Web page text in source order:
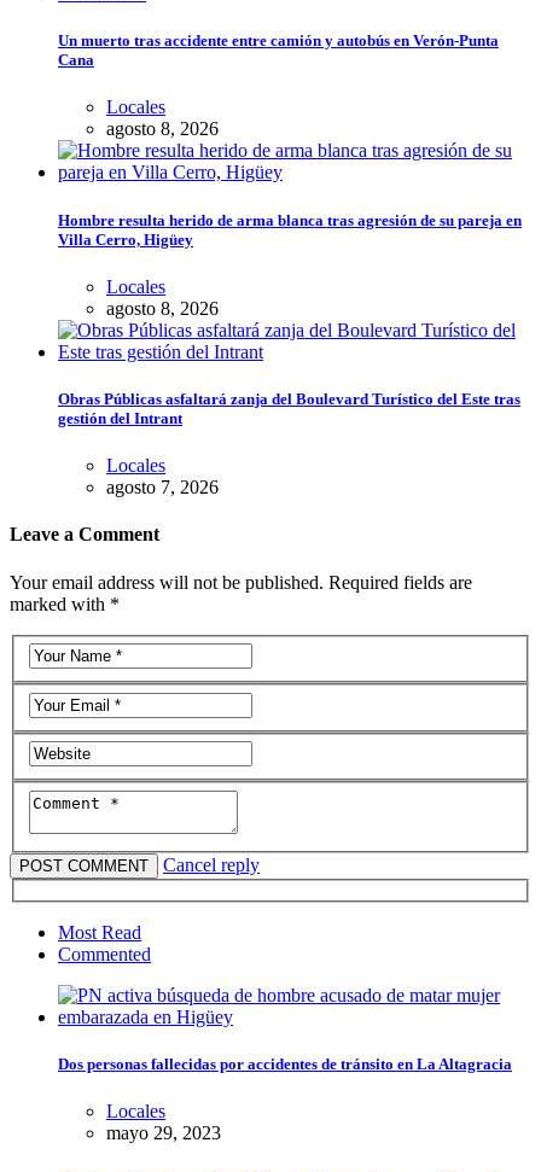
Un muerto tras accidente entre camión y autobús en Verón-Punta
Cana
Locales
agosto 8, 2026
Hombre resulta herido de arma blanca tras agresión de su pareja en
Villa Cerro, Higüey
Locales
agosto 8, 2026
Obras Públicas asfaltará zanja del Boulevard Turístico del Este tras
gestión del Intrant
Locales
agosto 7, 2026
Leave a Comment
Your email address will not be published. Required fields are
marked with *
Cancel reply
Most Read
Commented
Dos personas fallecidas por accidentes de tránsito en La Altagracia
Locales
mayo 29, 2023